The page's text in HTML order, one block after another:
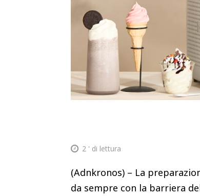
2 ' di lettura
(Adnkronos) – La
da sempre con la barriera